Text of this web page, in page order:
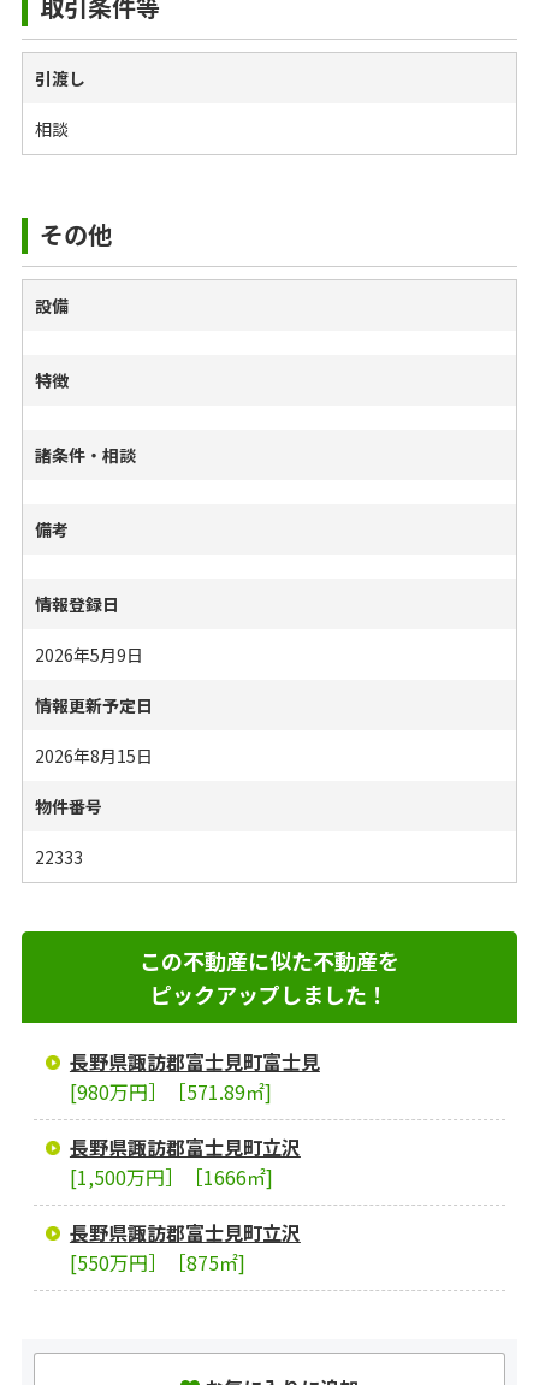
引渡し
相談
その他
設備
特徴
諸条件・相談
備考
情報登録日
2026年5月9日
情報更新予定日
2026年8月15日
物件番号
22333
この不動産に似た不動産を
ピックアップしました！
長野県諏訪郡富士見町富士見
[980万円］［571.89㎡]
長野県諏訪郡富士見町立沢
[1,500万円］［1666㎡]
長野県諏訪郡富士見町立沢
[550万円］［875㎡]